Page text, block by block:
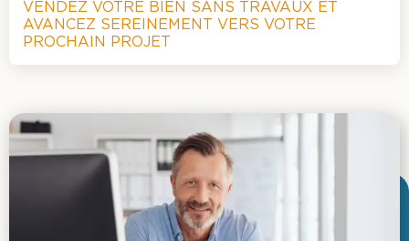
VENDEZ VOTRE BIEN SANS TRAVAUX ET
AVANCEZ SEREINEMENT VERS VOTRE
PROCHAIN PROJET